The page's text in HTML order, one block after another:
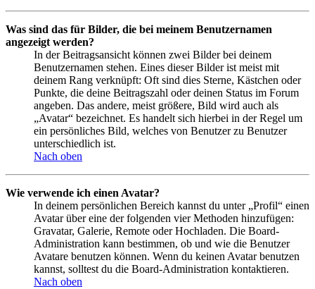
Was sind das für Bilder, die bei meinem Benutzernamen
angezeigt werden?
In der Beitragsansicht können zwei Bilder bei deinem
Benutzernamen stehen. Eines dieser Bilder ist meist mit
deinem Rang verknüpft: Oft sind dies Sterne, Kästchen oder
Punkte, die deine Beitragszahl oder deinen Status im Forum
angeben. Das andere, meist größere, Bild wird auch als
„Avatar“ bezeichnet. Es handelt sich hierbei in der Regel um
ein persönliches Bild, welches von Benutzer zu Benutzer
unterschiedlich ist.
Nach oben
Wie verwende ich einen Avatar?
In deinem persönlichen Bereich kannst du unter „Profil“ einen
Avatar über eine der folgenden vier Methoden hinzufügen:
Gravatar, Galerie, Remote oder Hochladen. Die Board-
Administration kann bestimmen, ob und wie die Benutzer
Avatare benutzen können. Wenn du keinen Avatar benutzen
kannst, solltest du die Board-Administration kontaktieren.
Nach oben